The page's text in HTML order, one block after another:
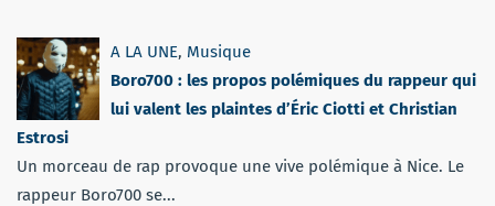
A LA UNE, Musique
Boro700 : les propos polémiques du rappeur qui
lui valent les plaintes d’Éric Ciotti et Christian
Estrosi
Un morceau de rap provoque une vive polémique à Nice. Le
rappeur Boro700 se...